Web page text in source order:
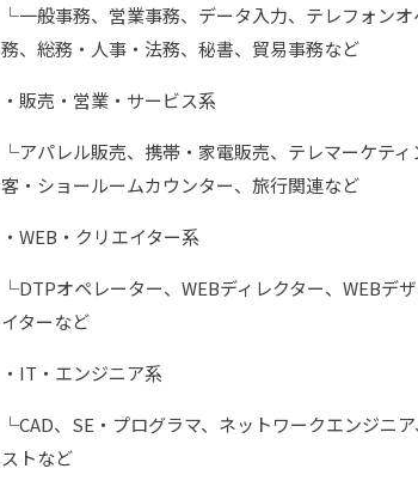
└一般事務、営業事務、データ入力、テレフォン
務、総務・人事・法務、秘書、貿易事務など
・販売・営業・サービス系
└アパレル販売、携帯・家電販売、テレマーケテ
客・ショールームカウンター、旅行関連など
・WEB・クリエイター系
└DTPオペレーター、WEBディレクター、WEBデ
イターなど
・IT・エンジニア系
└CAD、SE・プログラマ、ネットワークエンジニ
ストなど